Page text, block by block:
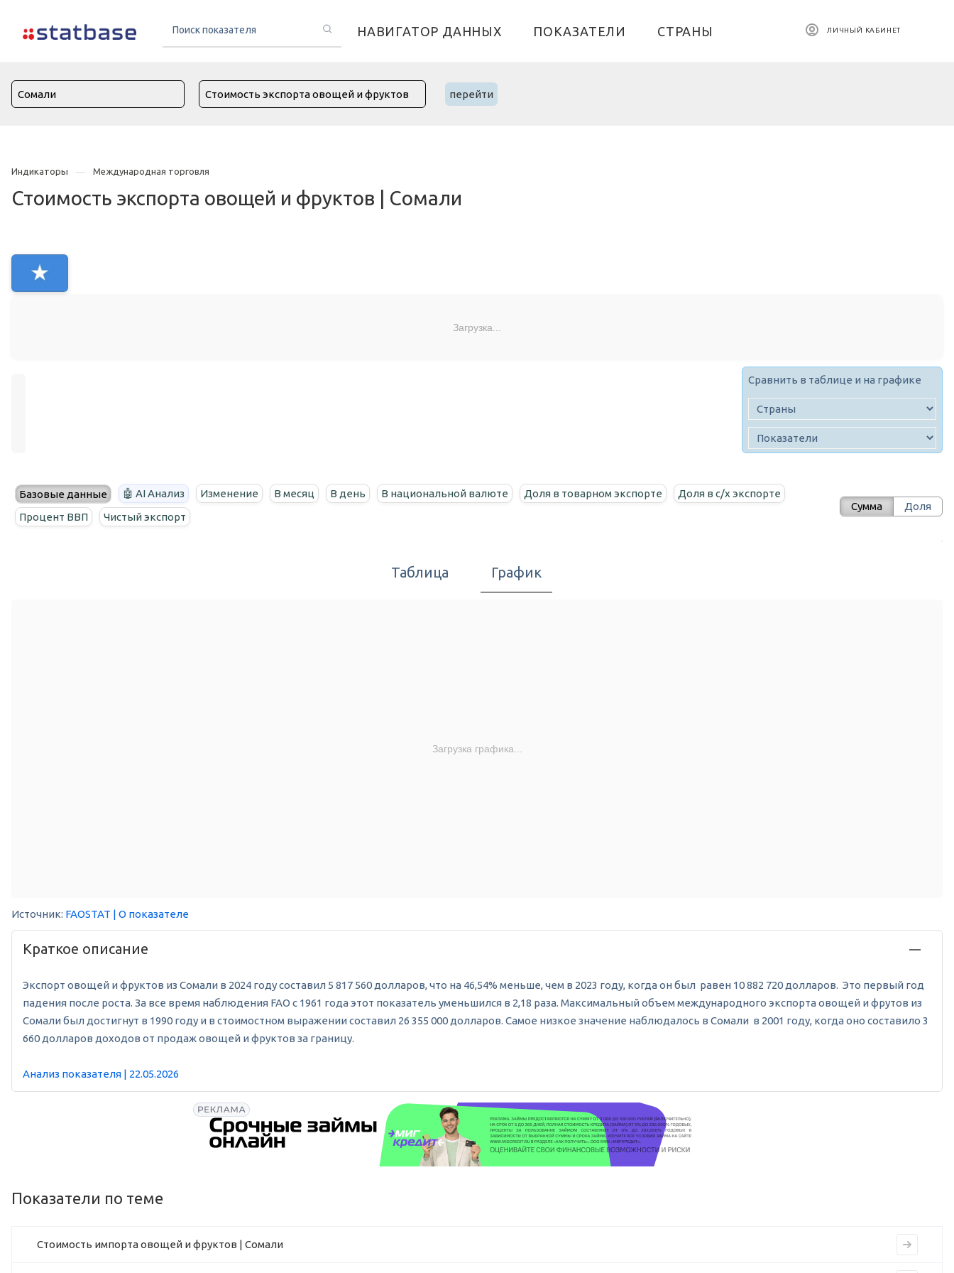
НАВИГАТОР ДАННЫХ ПОКАЗАТЕЛИ СТРАНЫ ЛИЧНЫЙ КАБИНЕТ
перейти
Индикаторы Международная торговля
Стоимость экспорта овощей и фруктов | Сомали
Загрузка...
Сравнить в таблице и на графике
Базовые данные 🤖 AI Анализ Изменение В месяц В день В национальной валюте Доля в товарном экспорте
Доля в c/х экспорте
Процент ВВП
Чистый экспорт
Сумма Доля
Таблица График
Загрузка графика...
Источник: FAOSTAT | О показателе
Краткое описание
Экспорт овощей и фруктов из Сомали в 2024 году составил 5 817 560 долларов, что на 46,54% меньше, чем в 2023 году, когда он был равен 10 882 720 долларов. Это первый год
падения после роста. За все время наблюдения FAO с 1961 года этот показатель уменьшился в 2,18 раза. Максимальный объем международного экспорта овощей и фрутов из
Сомали был достигнут в 1990 году и в стоимостном выражении составил 26 355 000 долларов. Самое низкое значение наблюдалось в Сомали в 2001 году, когда оно составило 3
660 долларов доходов от продаж овощей и фруктов за границу.
Анализ показателя | 22.05.2026
Показатели по теме
Стоимость импорта овощей и фруктов | Сомали